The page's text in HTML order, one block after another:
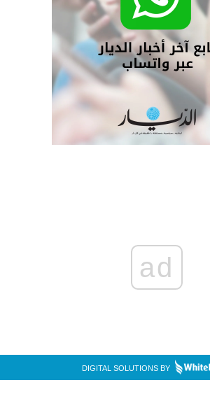
ad
DIGITAL SOLUTIONS BY